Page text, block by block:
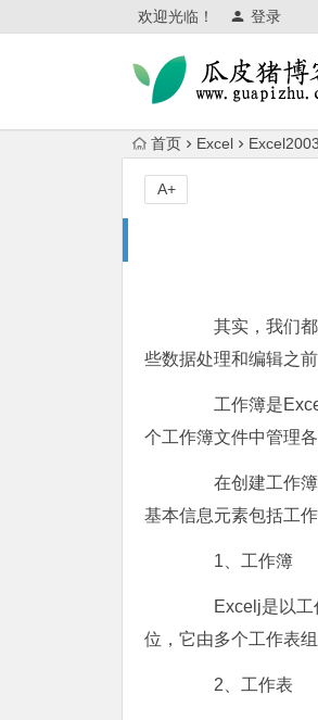
欢迎光临！ 登录
首页 Excel
其实，我们都
些数据处理和编辑之
工作簿是Excell
个工作簿文件中管理
在创建工作簿
基本信息元素包括工
1、工作簿
Excelj是以工作
位，它由多个工作表
2、工作表
A+